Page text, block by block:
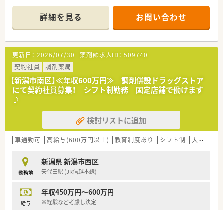
だけます◎
◇管理薬剤師経験もしくは調剤薬局3年以上のご経験をお持ちの
方歓迎！
◇スキルに応じて高年収600万円までご相談可能！
お気軽にお問い合わせください♪
・・* 企業の特徴 *・・
■渋川市で1店舗運営している個人薬局になります。
■社長も薬剤師のため風通しの良い職場環境です。
■福利厚生で専門書籍の購入、e-ラーニングの補助もございま
す。
詳細を見る お問い合わせ
更新日： 2026/07/30 薬剤師求人ID： 509740
契約社員
調剤薬局
【新潟市南区】≪年収600万円≫ 調剤併設ドラッグストア
にて契約社員募集！ シフト制勤務 固定店舗で働けます
♪
検討リストに追加
車通勤可 高給与(600万円以上) 教育制度あり シフト制 大手チェーン
勤務地
新潟県 新潟市西区
矢代田駅 (JR信越本線)
給与
年収450万円～600万円
※経験など考慮し決定